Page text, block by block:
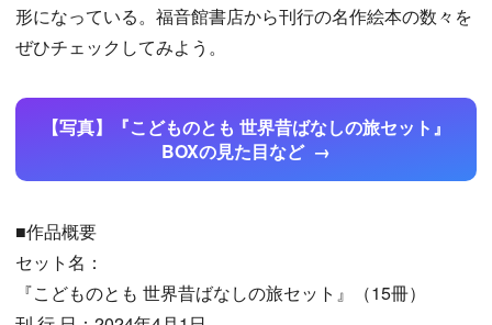
形になっている。福音館書店から刊行の名作絵本の数々を
ぜひチェックしてみよう。
【写真】『こどものとも 世界昔ばなしの旅セット』
BOXの見た目など
■作品概要
セット名：
『こどものとも 世界昔ばなしの旅セット』（15冊）